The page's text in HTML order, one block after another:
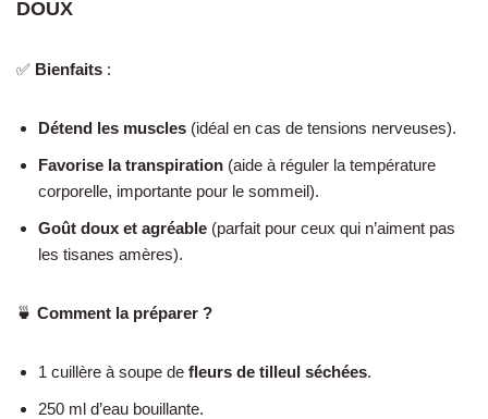
DOUX
✅ Bienfaits :
Détend les muscles (idéal en cas de tensions nerveuses).
Favorise la transpiration (aide à réguler la température
corporelle, importante pour le sommeil).
Goût doux et agréable (parfait pour ceux qui n’aiment pas
les tisanes amères).
🍵 Comment la préparer ?
1 cuillère à soupe de fleurs de tilleul séchées.
250 ml d’eau bouillante.